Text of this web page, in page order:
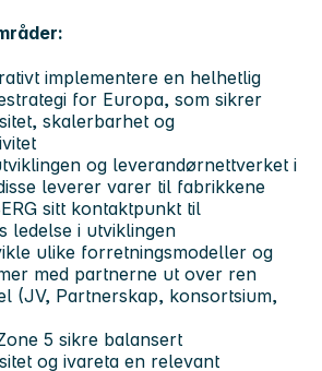
implementere en helhetlig
for Europa, som sikrer
skalerbarhet og
og leverandørnettverket i
leverer varer til fabrikkene
sitt kontaktpunkt til
ledelse i utviklingen
ulike forretningsmodeller og
med partnerne ut over ren
(JV, Partnerskap, konsortsium,
5 sikre balansert
og ivareta en relevant